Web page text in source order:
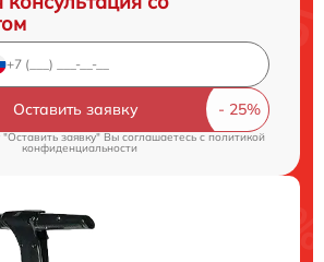
Оставить заявку
заявку" Вы соглашаетесь cполитикой
конфиденциальности